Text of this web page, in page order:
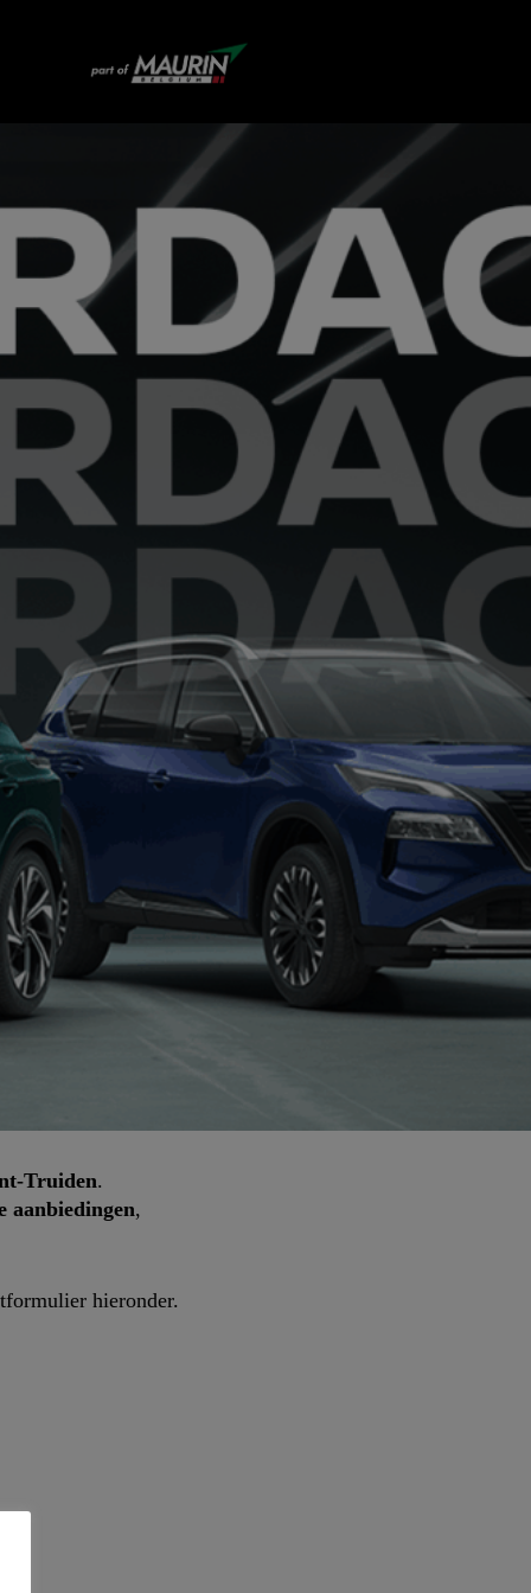
Truiden.
aanbiedingen,
hieronder.